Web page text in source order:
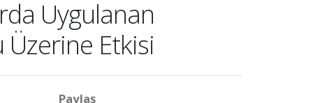
Uygulanan
Etkisi
Paylaş